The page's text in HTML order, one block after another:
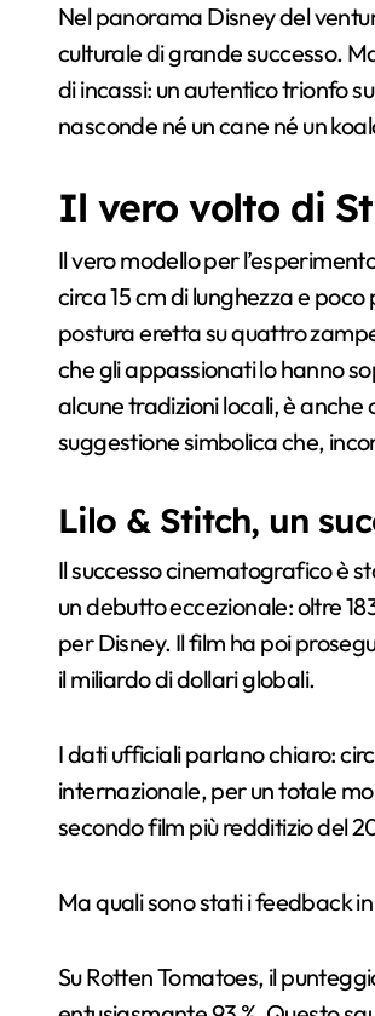
Nel panorama Disney del
culturale di grande successo.
di incassi: un autentico trionfo
nasconde né un cane né un
Il vero volto di
Il vero modello per
circa 15 cm di lunghezza e
postura eretta su quattro
che gli appassionati lo hanno
alcune tradizioni locali, è
suggestione simbolica che,
Lilo & Stitch, un
Il successo cinematografico è
un debutto eccezionale: oltre
per Disney. Il film ha poi
il miliardo di dollari globali.
I dati ufficiali parlano chiaro:
internazionale, per un totale
secondo film più redditizio del
Ma quali sono stati i feedback
Su Rotten Tomatoes, il